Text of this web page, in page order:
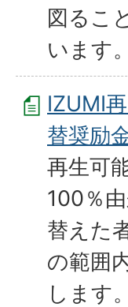
図るこ
います。
IZUMI
替奨励
再生可
100％
替えた
の範囲
します。